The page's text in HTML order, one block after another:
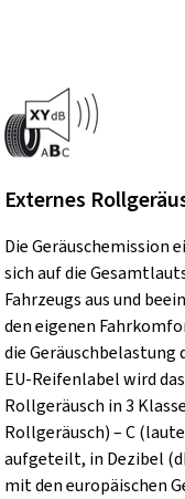
Externes
Die Geräuschemission
sich auf die
Fahrzeugs aus und
den eigenen
die Geräuschbelastung
EU-Reifenlabel wird
Rollgeräusch in 3
Rollgeräusch) – C
aufgeteilt, in Dezibel
mit den europäischen